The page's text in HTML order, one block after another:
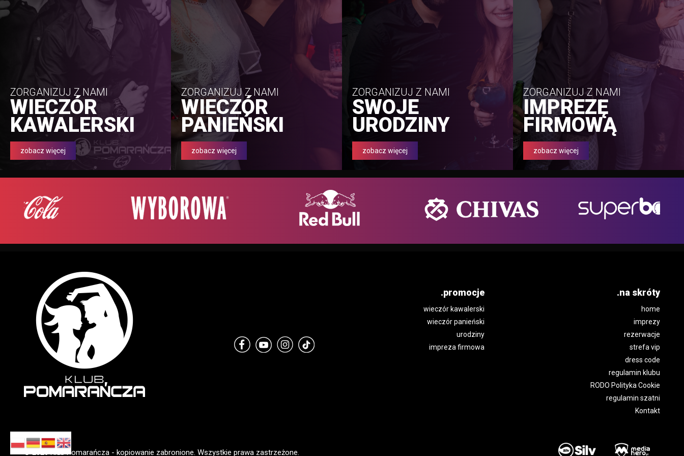
ZORGANIZUJ Z NAMI
WIECZÓR
KAWALERSKI
zobacz więcej
ZORGANIZUJ Z NAMI
WIECZÓR
PANIEŃSKI
zobacz więcej
ZORGANIZUJ Z NAMI
SWOJE
URODZINY
zobacz więcej
ZORGANIZUJ Z NAMI
IMPREZĘ
FIRMOWĄ
zobacz więcej
.promocje
wieczór kawalerski
wieczór panieński
urodziny
impreza firmowa
.na skróty
home
imprezy
rezerwacje
strefa vip
dress code
regulamin klubu
RODO Polityka Cookie
regulamin szatni
Kontakt
© 2026 Klub Pomarańcza - kopiowanie zabronione. Wszystkie prawa zastrzeżone.